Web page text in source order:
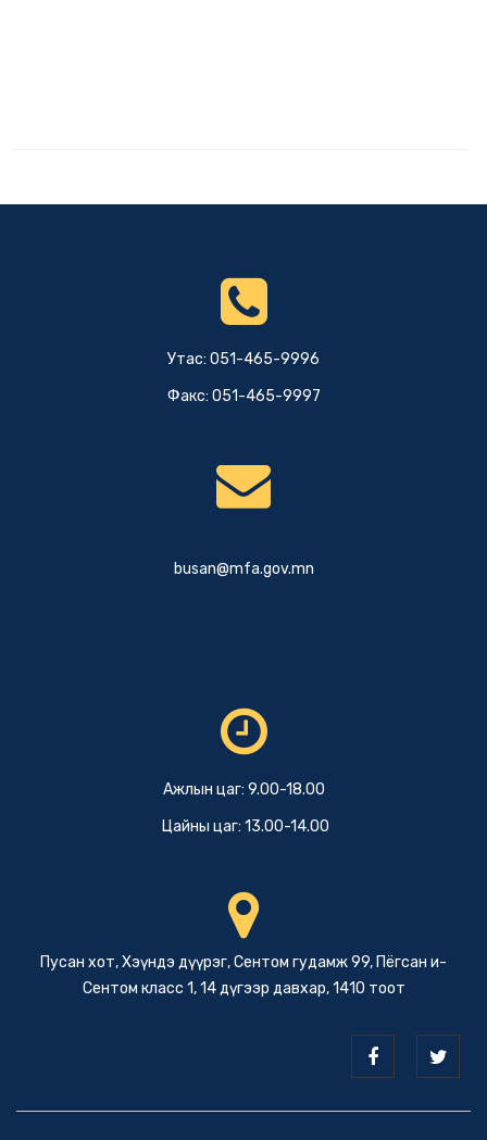
Утас: 051-465-9996
Факс: 051-465-9997
busan@mfa.gov.mn
Ажлын цаг: 9.00-18.00
Цайны цаг: 13.00-14.00
Пусан хот, Хэүндэ дүүрэг, Сентом гудамж 99, Пёгсан и-
Сентом класс 1, 14 дүгээр давхар, 1410 тоот